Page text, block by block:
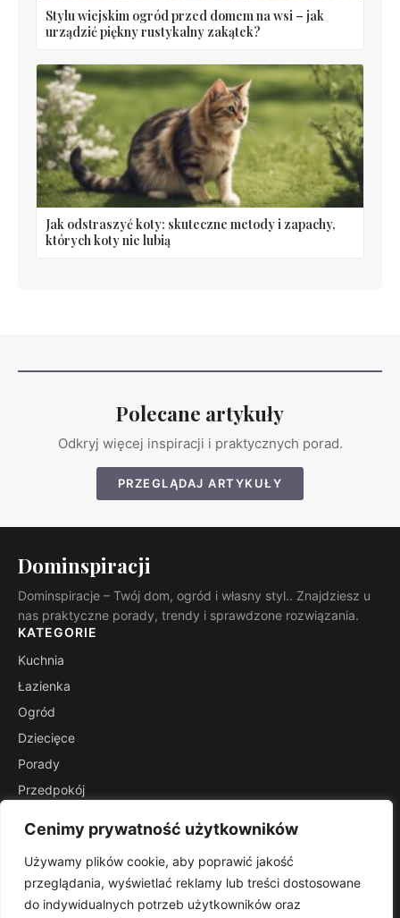
Cenimy prywatność użytkowników
Używamy plików cookie, aby poprawić jakość
przeglądania, wyświetlać reklamy lub treści dostosowane
do indywidualnych potrzeb użytkowników oraz
Stylu wiejskim ogród przed domem na wsi – jak
urządzić piękny rustykalny zakątek?
Jak odstraszyć koty: skuteczne metody i zapachy,
których koty nie lubią
Polecane artykuły
Odkryj więcej inspiracji i praktycznych porad.
PRZEGLĄDAJ ARTYKUŁY
Dominspiracji
Dominspiracje – Twój dom, ogród i własny styl.. Znajdziesz u
nas praktyczne porady, trendy i sprawdzone rozwiązania.
KATEGORIE
Kuchnia
Łazienka
Ogród
Dziecięce
Porady
Przedpokój
INFORMACJE
Kontakt